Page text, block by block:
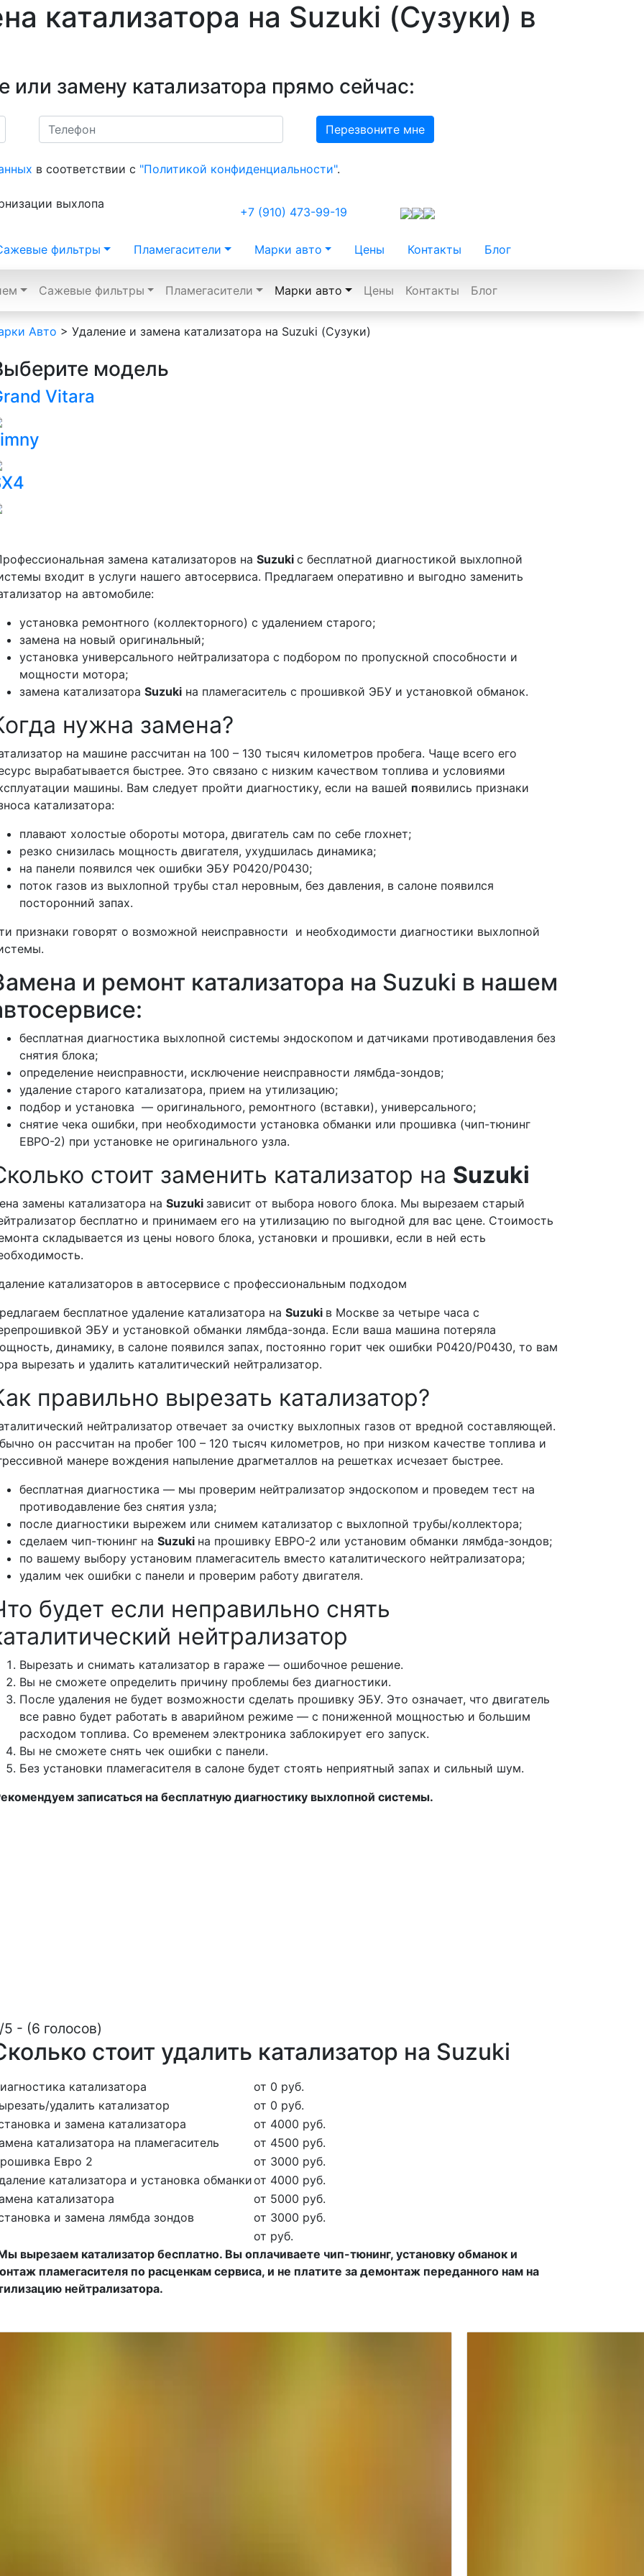
катализатора на Suzuki (Сузуки) в
или замену катализатора прямо сейчас:
в соответствии с "Политикой конфиденциальности".
выхлопа
+7 (910) 473-99-19
фильтры Пламегасители Марки авто Цены Контакты Блог
Сажевые фильтры Пламегасители Марки авто Цены Контакты Блог
Авто > Удаление и замена катализатора на Suzuki (Сузуки)
модель
Vitara
замена катализаторов на Suzuki с бесплатной диагностикой выхлопной
входит в услуги нашего автосервиса. Предлагаем оперативно и выгодно заменить
на автомобиле:
установка ремонтного (коллекторного) с удалением старого;
замена на новый оригинальный;
установка универсального нейтрализатора с подбором по пропускной способности и
мощности мотора;
замена катализатора Suzuki на пламегаситель с прошивкой ЭБУ и установкой обманок.
нужна замена?
на машине рассчитан на 100 – 130 тысяч километров пробега. Чаще всего его
вырабатывается быстрее. Это связано с низким качеством топлива и условиями
машины. Вам следует пройти диагностику, если на вашей появились признаки
катализатора:
плавают холостые обороты мотора, двигатель сам по себе глохнет;
резко снизилась мощность двигателя, ухудшилась динамика;
на панели появился чек ошибки ЭБУ Р0420/Р0430;
поток газов из выхлопной трубы стал неровным, без давления, в салоне появился
посторонний запах.
признаки говорят о возможной неисправности и необходимости диагностики выхлопной
и ремонт катализатора на Suzuki в нашем
бесплатная диагностика выхлопной системы эндоскопом и датчиками противодавления без
снятия блока;
определение неисправности, исключение неисправности лямбда-зондов;
удаление старого катализатора, прием на утилизацию;
подбор и установка — оригинального, ремонтного (вставки), универсального;
снятие чека ошибки, при необходимости установка обманки или прошивка (чип-тюнинг
ЕВРО-2) при установке не оригинального узла.
стоит заменить катализатор на Suzuki
замены катализатора на Suzuki зависит от выбора нового блока. Мы вырезаем старый
бесплатно и принимаем его на утилизацию по выгодной для вас цене. Стоимость
складывается из цены нового блока, установки и прошивки, если в ней есть
катализаторов в автосервисе с профессиональным подходом
бесплатное удаление катализатора на Suzuki в Москве за четыре часа с
ЭБУ и установкой обманки лямбда-зонда. Если ваша машина потеряла
динамику, в салоне появился запах, постоянно горит чек ошибки Р0420/Р0430, то вам
вырезать и удалить каталитический нейтрализатор.
правильно вырезать катализатор?
нейтрализатор отвечает за очистку выхлопных газов от вредной составляющей.
он рассчитан на пробег 100 – 120 тысяч километров, но при низком качестве топлива и
манере вождения напыление драгметаллов на решетках исчезает быстрее.
бесплатная диагностика — мы проверим нейтрализатор эндоскопом и проведем тест на
противодавление без снятия узла;
после диагностики вырежем или снимем катализатор с выхлопной трубы/коллектора;
сделаем чип-тюнинг на Suzuki на прошивку ЕВРО-2 или установим обманки лямбда-зондов;
по вашему выбору установим пламегаситель вместо каталитического нейтрализатора;
удалим чек ошибки с панели и проверим работу двигателя.
будет если неправильно снять
нейтрализатор
Вырезать и снимать катализатор в гараже — ошибочное решение.
Вы не сможете определить причину проблемы без диагностики.
После удаления не будет возможности сделать прошивку ЭБУ. Это означает, что двигатель
все равно будет работать в аварийном режиме — с пониженной мощностью и большим
расходом топлива. Со временем электроника заблокирует его запуск.
Вы не сможете снять чек ошибки с панели.
Без установки пламегасителя в салоне будет стоять неприятный запах и сильный шум.
записаться на бесплатную диагностику выхлопной системы.
- (6 голосов)
стоит удалить катализатор на Suzuki
катализатора
от 0 руб.
удалить катализатор
от 0 руб.
и замена катализатора
от 4000 руб.
катализатора на пламегаситель
от 4500 руб.
Евро 2
от 3000 руб.
катализатора и установка обманкиот 4000 руб.
катализатора
от 5000 руб.
и замена лямбда зондов
от 3000 руб.
от руб.
вырезаем катализатор бесплатно. Вы оплачиваете чип-тюнинг, установку обманок и
пламегасителя по расценкам сервиса, и не платите за демонтаж переданного нам на
нейтрализатора.